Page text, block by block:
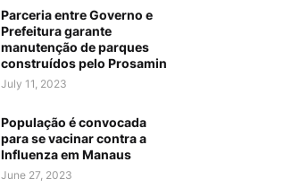
Parceria entre Governo e
Prefeitura garante
manutenção de parques
construídos pelo Prosamin
July 11, 2023
População é convocada
para se vacinar contra a
Influenza em Manaus
June 27, 2023